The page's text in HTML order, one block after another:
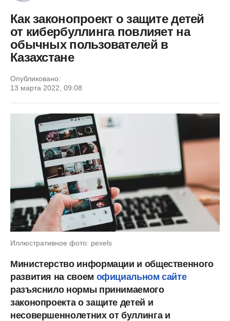
Как законопроект о защите детей
от кибербуллинга повлияет на
обычных пользователей в
Казахстане
Опубликовано:
13 марта 2022, 09:08
Иллюстративное фото: pexels
Министерство информации и общественного
развития на своем официальном сайте
разъяснило нормы принимаемого
законопроекта о защите детей и
несовершеннолетних от буллинга и